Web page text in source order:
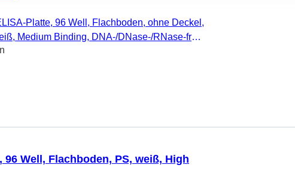
Platte, 96 Well, Flachboden, ohne Deckel,
Medium Binding, DNA-/DNase-/RNase-frei,
nicht zytotoxisch, 25 Stück/Beutel
96 Well, Flachboden, PS, weiß, High